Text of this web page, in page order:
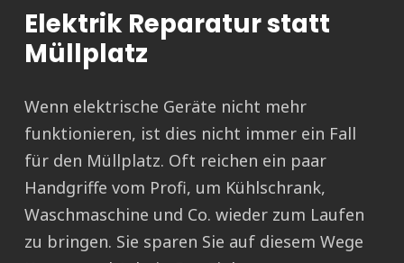
Elektrik Reparatur statt
Müllplatz
Wenn elektrische Geräte nicht mehr
funktionieren, ist dies nicht immer ein Fall
für den Müllplatz. Oft reichen ein paar
Handgriffe vom Profi, um Kühlschrank,
Waschmaschine und Co. wieder zum Laufen
zu bringen. Sie sparen Sie auf diesem Wege